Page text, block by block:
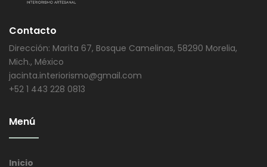
Contacto
Dirección: Marita 67, Bosque Camelinas, 58290 Morelia,
Mich., México
jacinta.interiorismo@gmail.com
+52 1 443 228 0813
Menú
Inicio